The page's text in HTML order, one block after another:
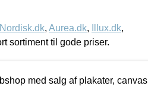
, Aurea.dk, Illux.dk,
sortiment til gode priser.
med salg af plakater, canvas